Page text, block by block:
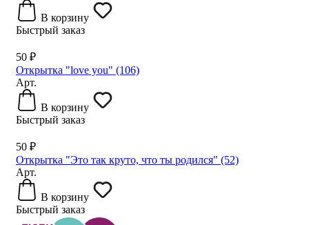
В корзину
Быстрый заказ
50 ₽
Открытка "love you" (106)
Арт.
В корзину
Быстрый заказ
50 ₽
Открытка "Это так круто, что ты родился" (52)
Арт.
В корзину
Быстрый заказ